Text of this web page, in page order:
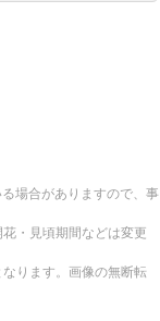
場合がありますので、事
・見頃期間などは変更
ります。画像の無断転